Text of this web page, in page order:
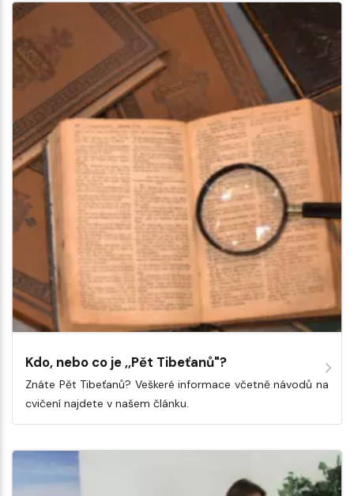
Kdo, nebo co je ,,Pět Tibeťanů"?
Znáte Pět Tibeťanů? Veškeré informace včetně návodů na
cvičení najdete v našem článku.